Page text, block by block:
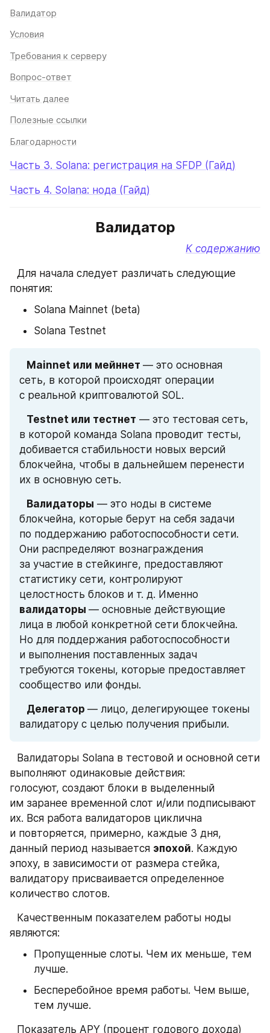
Валидатор
Условия
Требования к серверу
Вопрос-ответ
Читать далее
Полезные ссылки
Благодарности
Часть 3. Solana: регистрация на SFDP (Гайд)
Часть 4. Solana: нода (Гайд)
Валидатор
К содержанию
⠀Для начала следует различать следующие
понятия:
Solana Mainnet (beta)
Solana Testnet
⠀Mainnet или мейннет — это основная
сеть, в которой происходят операции
с реальной криптовалютой SOL.
⠀Testnet или тестнет — это тестовая сеть,
в которой команда Solana проводит тесты,
добивается стабильности новых версий
блокчейна, чтобы в дальнейшем перенести
их в основную сеть.
⠀Валидаторы — это ноды в системе
блокчейна, которые берут на себя задачи
по поддержанию работоспособности сети.
Они распределяют вознаграждения
за участие в стейкинге, предоставляют
статистику сети, контролируют
валидаторы — основные действующие
лица в любой конкретной сети блокчейна.
Но для поддержания работоспособности
и выполнения поставленных задач
требуются токены, которые предоставляет
сообщество или фонды.
⠀Делегатор — лицо, делегирующее токены
валидатору с целью получения прибыли.
Валидаторы Solana в тестовой и основной сети
выполняют одинаковые действия:
голосуют, создают блоки в выделенный
им заранее временной слот и/или подписывают
их. Вся работа валидаторов циклична
и повторяется, примерно, каждые 3 дня,
данный период называется эпохой. Каждую
эпоху, в зависимости от размера стейка,
валидатору присваивается определенное
количество слотов.
Качественным показателем работы ноды
являются:
Пропущенные слоты. Чем их меньше, тем
лучше.
Бесперебойное время работы. Чем выше,
тем лучше.
Показатель APY (процент годового дохода)